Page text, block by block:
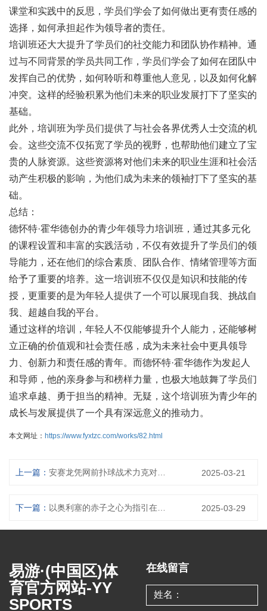
课堂和实践中的反思，学员们学会了如何做出更有责任感的
选择，如何承担起作为领导者的责任。
培训班还大大提升了学员们的社交能力和团队协作精神。通
过与不同背景的学员共同工作，学员们学会了如何在团队中
发挥自己的优势，如何聆听和尊重他人意见，以及如何化解
冲突。这样的经验积累为他们未来的职业发展打下了坚实的
基础。
此外，培训班为学员们提供了与社会各界优秀人士交流的机
会。这些交流不仅拓宽了学员的视野，也帮助他们建立了宝
贵的人脉资源。这些资源将对他们未来的职业生涯和社会活
动产生积极的影响，为他们成为未来的领袖打下了坚实的基
础。
总结：
德怀特·霍华德创办的青少年领导力培训班，通过其多元化
的课程设置和丰富的实践活动，不仅有效提升了学员们的领
导能力，还在他们的综合素质、团队合作、情绪管理等方面
给予了重要的培养。这一培训班不仅仅是知识和技能的传
授，更重要的是为年轻人提供了一个可以展现自我、挑战自
我、超越自我的平台。
通过这样的培训，年轻人不仅能够提升个人能力，还能够树
立正确的价值观和社会责任感，成为未来社会中更具领导
力、创新力和责任感的青年。而德怀特·霍华德作为发起人
和导师，他的亲身参与和榜样力量，也极大地鼓舞了学员们
追求卓越、勇于担当的精神。无疑，这个培训班为青少年的
成长与发展提供了一个具有深远意义的推动力。
本文网址： https://www.fyxtzc.com/works/82.html
上一篇： 2025-03-21
下一篇： 2025-03-29
易游·(中国区)体
育官方网站-YY
SPORTS
在线留言